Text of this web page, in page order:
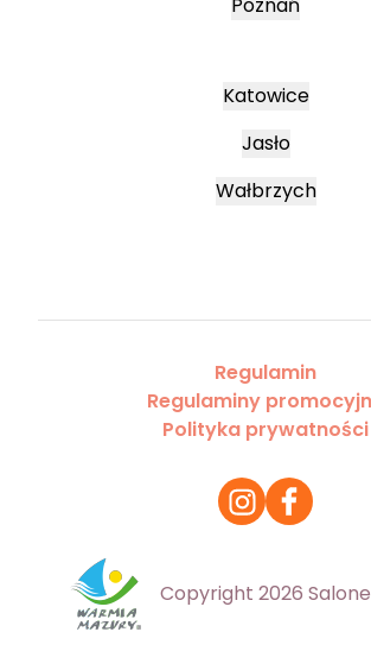
Katowice
Jasło
Wałbrzych
Regulamin
Regulaminy
Polityka prywatności
Copyright 2026